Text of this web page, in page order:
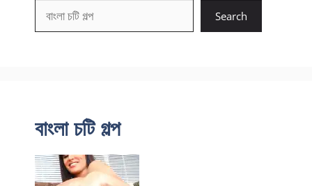
Search
বাংলা চটি গল্প